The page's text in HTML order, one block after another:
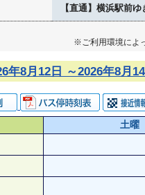
【直通】横浜駅前ゆ
※ご利用環境によ
年8月12日 ～2026年8月
土曜